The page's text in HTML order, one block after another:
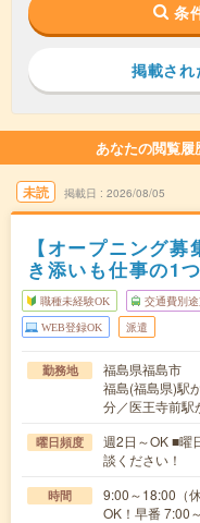
条
掲載さ
あなたの閲覧履
未読 掲載日 2026/08/05
【オープニング
き添いも仕事の1つ
職種未経験OK 交通費別途
WEB登録OK 派遣
勤務地
福島県福島市
福島(福島県)駅
分／医王寺前駅
曜日頻度
週2日～OK ■曜
談ください！
時間
9:00～18:00（
OK！早番 7:00